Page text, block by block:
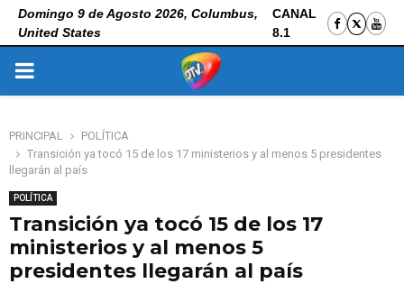
Domingo 9 de Agosto 2026, Columbus,
United States
CANAL
8.1
PRIMARY
PRINCIPAL
POLÍTICA
Transición ya tocó 15 de los 17 ministerios y al menos 5 presidentes
llegarán al país
POLÍTICA
Transición ya tocó 15 de los 17
ministerios y al menos 5
presidentes llegarán al país